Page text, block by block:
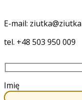
E-mail:
tel. +48 503 950 009
Imię